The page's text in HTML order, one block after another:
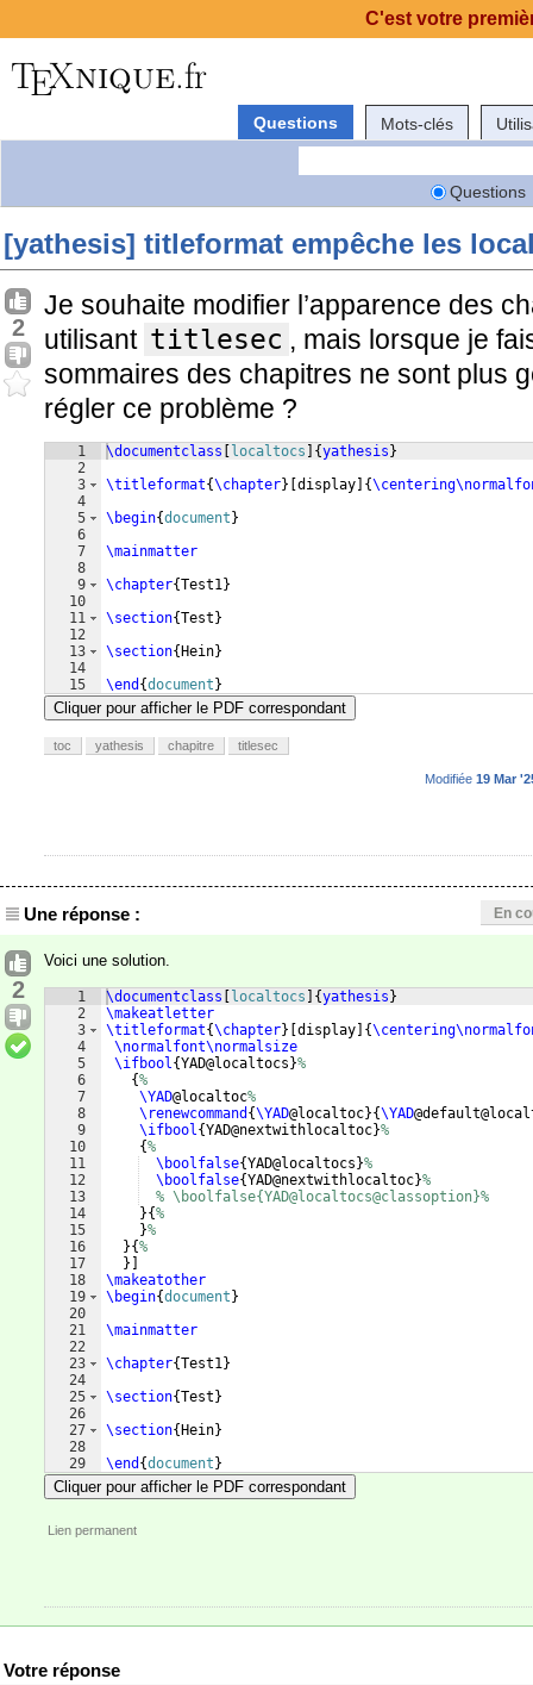
Questions Mots-clés
Questions
[yathesis] titleformat empêche les
2
Je souhaite modifier l’apparence des
utilisant titlesec , mais lorsque je
sommaires des chapitres ne sont plus
régler ce problème ?
1
2
3
4
5
6
7
8
9
10
11
12
13
14
15
\documentclass localtocs {yathesis }
\titleformat{\chapter} display {
\begin{document }
\mainmatter
\chapter{Test1}
\section{Test }
\section{ Hein}
\end {document }
Cliquer pour afficher le PDF correspondant
toc yathesis chapitre titlesec
Modifiée 19 Mar
Une réponse : En
2
Voici une solution.
1
2
3
4
5
6
7
8
9
10
11
12
13
14
15
16
17
18
19
20
21
22
23
24
25
26
27
28
29
\documentclass localtocs {yathesis }
\makeatletter
\titleformat{\chapter} display {
\normalfont\normalsize
\ifbool{YAD@localtocs }%
{%
\YAD@localtoc%
\renewcommand {\YAD@localtoc}{\YAD
\ifbool{YAD@nextwithlocaltoc}%
{%
\boolfalse{YAD@localtocs }%
\boolfalse{YAD@nextwithlocaltoc}%
% \boolfalse{YAD@localtocs@classoption}%
}{%
}%
}{%
}]
\makeatother
\begin{document }
\mainmatter
\chapter{Test1}
\section{Test }
\section{ Hein}
\end {document }
Cliquer pour afficher le PDF correspondant
Lien permanent
Votre réponse
C'est votre